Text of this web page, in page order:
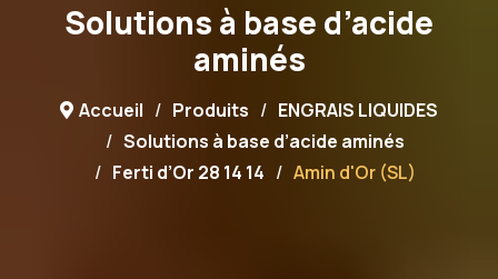
Solutions à base d’acide
aminés
Accueil Produits
ENGRAIS LIQUIDES
Solutions à base d’acide aminés
Ferti d’Or 28 14 14
Amin d'Or (SL)